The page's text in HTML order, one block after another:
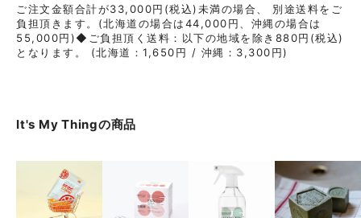
ご注文金額合計が33,000円(税込)未満の場合、 別途送料をご
負担頂きます。(北海道の場合は44,000円、沖縄の場合は
55,000円)◆ご負担頂く送料：以下の地域を除き880円(税込)
となります。 (北海道：1,650円 / 沖縄：3,300円)
It's My Thingの商品